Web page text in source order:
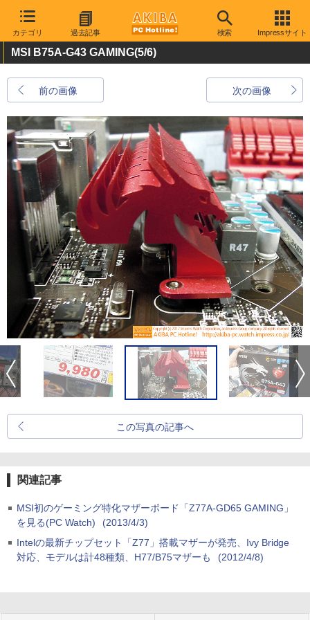
カテゴリ 過去記事 検索 Impressサイト
MSI B75A-G43 GAMING(5/6)
前の画像 次の画像
この写真の記事へ
関連記事
MSI初のゲーミング特化マザーボード「Z77A-GD65 GAMING」
を見る(PC Watch)
(2013/4/3)
Intelの最新チップセット「Z77」搭載マザーが発売、Ivy Bridge
対応、モデルは計48種類、H77/B75マザーも
(2012/4/8)